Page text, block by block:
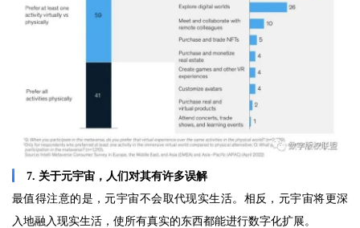
7. 关于元宇宙，人们对其有许多误解
最值得注意的是，元宇宙不会取代现实生活。相反，元宇宙将更深
入地融入现实生活，使所有真实的东西都能进行数字化扩展。